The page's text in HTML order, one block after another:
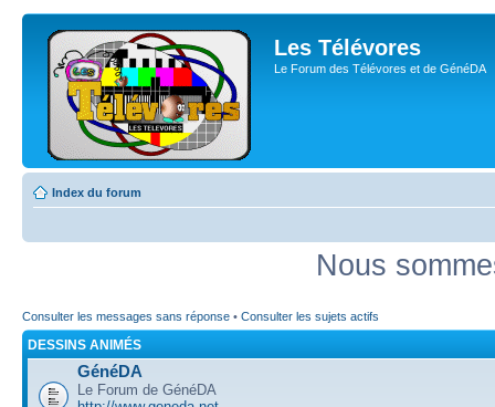
Les Télévores
Le Forum des Télévores et de GénéDA
Index du forum
Nous
Consulter les messages sans réponse • Consulter les sujets actifs
DESSINS ANIMÉS
GénéDA
Le Forum de GénéDA